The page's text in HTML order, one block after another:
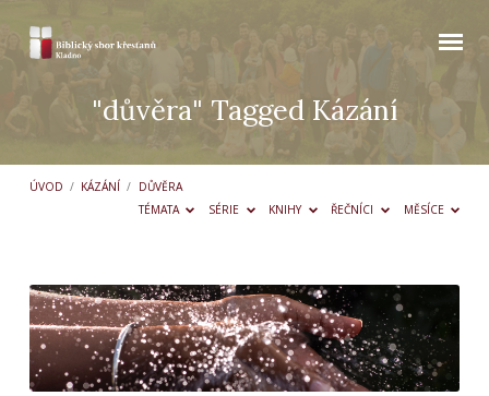
"důvěra" Tagged Kázání
ÚVOD / KÁZÁNÍ / DŮVĚRA
TÉMATA
SÉRIE KNIHY ŘEČNÍCI MĚSÍCE
"důvěra"
Tagged
Kázání